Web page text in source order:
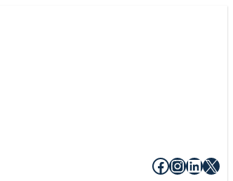
Facebook
X